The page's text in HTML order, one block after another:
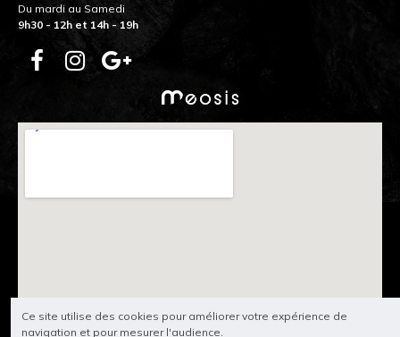
Du mardi au Samedi
9h30 - 12h et 14h - 19h
Ce site utilise des cookies pour améliorer votre expérience de
navigation et pour mesurer l'audience.